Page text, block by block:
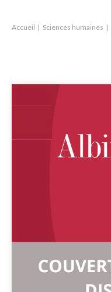
Accueil Sciences humaines